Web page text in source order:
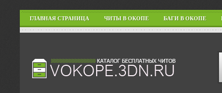
ГЛАВНАЯ СТРАНИЦА ЧИТЫ В ОКОПЕ БАГИ В ОКОПЕ